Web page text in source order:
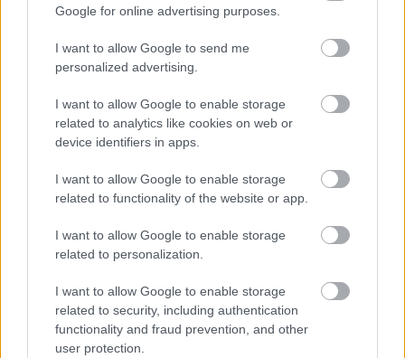
Google for online advertising purposes.
I want to allow Google to send me
personalized advertising.
I want to allow Google to enable storage
related to analytics like cookies on web or
device identifiers in apps.
I want to allow Google to enable storage
related to functionality of the website or app.
I want to allow Google to enable storage
related to personalization.
I want to allow Google to enable storage
related to security, including authentication
functionality and fraud prevention, and other
user protection.
Új fejlesztéssel korszerűsítette és hamarosan tovább bővíti az
útdíjhasználati jogosultságok ellenőrzését a Nemzeti
Útdíjfizetési Zrt. (NÚSZ Zrt.).
dunaföldvári malmát a GOF Hungary Kft.
2019.01.22